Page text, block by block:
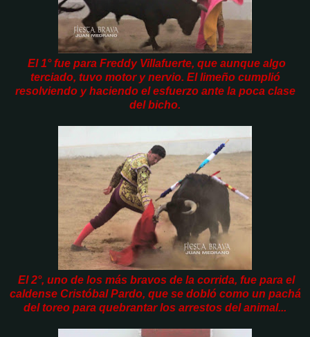
El 1° fue para Freddy Villafuerte, que aunque algo
terciado, tuvo motor y nervio. El limeño cumplió
resolviendo y haciendo el esfuerzo ante la poca clase
del bicho.
El 2°, uno de los más bravos de la corrida, fue para el
caldense Cristóbal Pardo, que se dobló como un pachá
del toreo para quebrantar los arrestos del animal...